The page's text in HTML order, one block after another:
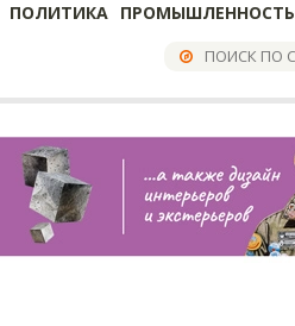
ПОЛИТИКА ПРОМЫШЛЕННОСТЬ